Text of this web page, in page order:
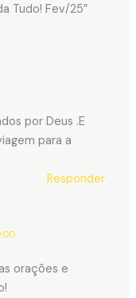
Tudo! Fev/25”
por Deus .E
para a
Responder
orações e